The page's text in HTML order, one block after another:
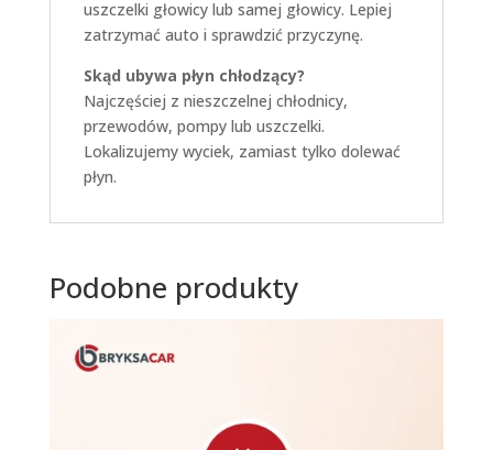
uszczelki głowicy lub samej głowicy. Lepiej
zatrzymać auto i sprawdzić przyczynę.
Skąd ubywa płyn chłodzący?
Najczęściej z nieszczelnej chłodnicy,
przewodów, pompy lub uszczelki.
Lokalizujemy wyciek, zamiast tylko dolewać
płyn.
Podobne produkty